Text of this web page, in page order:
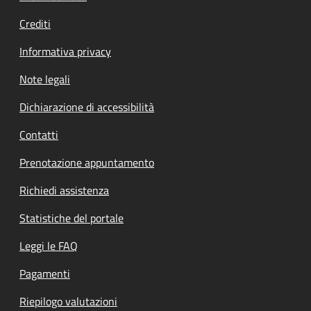
Crediti
Informativa privacy
Note legali
Dichiarazione di accessibilità
Contatti
Prenotazione appuntamento
Richiedi assistenza
Statistiche del portale
Leggi le FAQ
Pagamenti
Riepilogo valutazioni